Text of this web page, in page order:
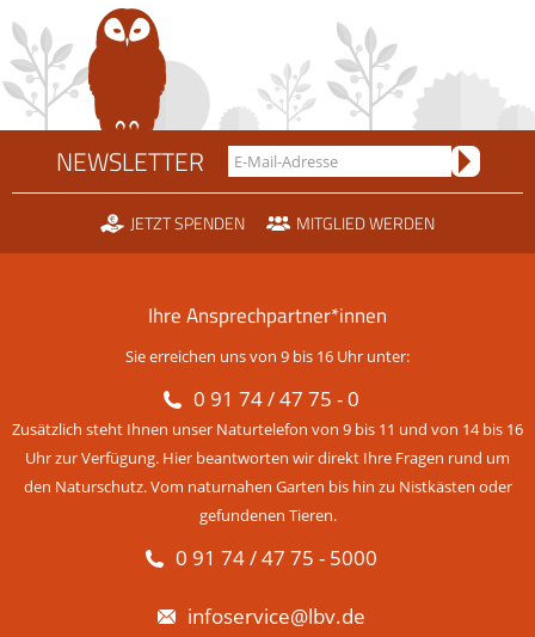
NEWSLETTER
JETZT SPENDEN MITGLIED WERDEN
Ihre Ansprechpartner*innen
Sie erreichen uns von 9 bis 16 Uhr unter:
0 91 74 / 47 75 - 0
Zusätzlich steht Ihnen unser Naturtelefon von 9 bis 11 und von 14 bis 16
Uhr zur Verfügung. Hier beantworten wir direkt Ihre Fragen rund um
den Naturschutz. Vom naturnahen Garten bis hin zu Nistkästen oder
gefundenen Tieren.
0 91 74 / 47 75 - 5000
infoservice@lbv.de